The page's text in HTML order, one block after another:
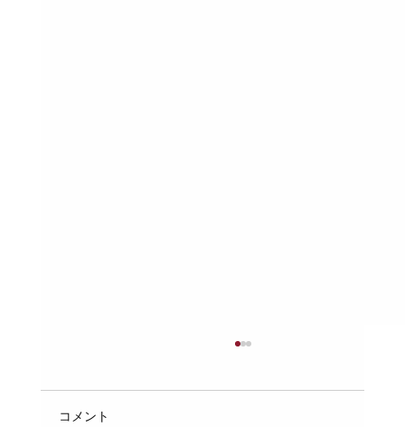
配管工事において、パイプの支持間隔（支持ピ
コメント